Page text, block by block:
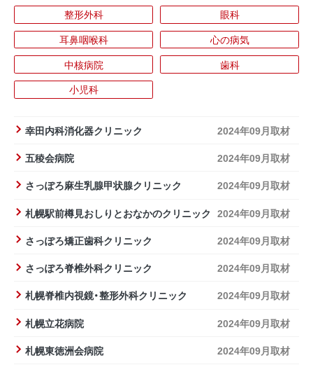
整形外科
眼科
耳鼻咽喉科
心の病気
中核病院
歯科
小児科
幸田内科消化器クリニック
2024年09月取材
五稜会病院
2024年09月取材
さっぽろ麻生乳腺甲状腺クリニック
2024年09月取材
札幌駅前樽見おしりとおなかのクリニック 2024年09月取材
さっぽろ矯正歯科クリニック
2024年09月取材
さっぽろ脊椎外科クリニック
2024年09月取材
札幌脊椎内視鏡・整形外科クリニック
2024年09月取材
札幌立花病院
2024年09月取材
札幌東徳洲会病院
2024年09月取材